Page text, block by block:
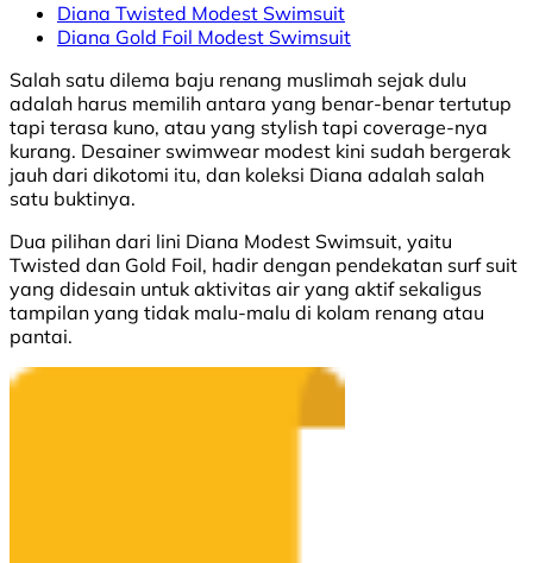
Diana Twisted Modest Swimsuit
Diana Gold Foil Modest Swimsuit
Salah satu dilema baju renang muslimah sejak dulu
adalah harus memilih antara yang benar-benar tertutup
tapi terasa kuno, atau yang stylish tapi coverage-nya
kurang. Desainer swimwear modest kini sudah bergerak
jauh dari dikotomi itu, dan koleksi Diana adalah salah
satu buktinya.
Dua pilihan dari lini Diana Modest Swimsuit, yaitu
Twisted dan Gold Foil, hadir dengan pendekatan surf suit
yang didesain untuk aktivitas air yang aktif sekaligus
tampilan yang tidak malu-malu di kolam renang atau
pantai.